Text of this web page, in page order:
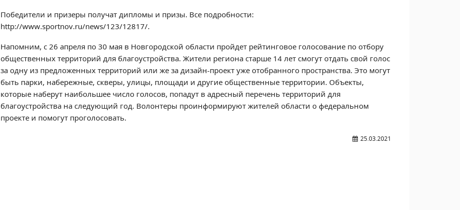
Победители и призеры получат дипломы и призы. Все подробности:
http://www.sportnov.ru/news/123/12817/.
Напомним, с 26 апреля по 30 мая в Новгородской области пройдет рейтинговое голосование по отбору
общественных территорий для благоустройства. Жители региона старше 14 лет смогут отдать свой голос
за одну из предложенных территорий или же за дизайн-проект уже отобранного пространства. Это могут
быть парки, набережные, скверы, улицы, площади и другие общественные территории. Объекты,
которые наберут наибольшее число голосов, попадут в адресный перечень территорий для
благоустройства на следующий год. Волонтеры проинформируют жителей области о федеральном
проекте и помогут проголосовать.
25.03.2021